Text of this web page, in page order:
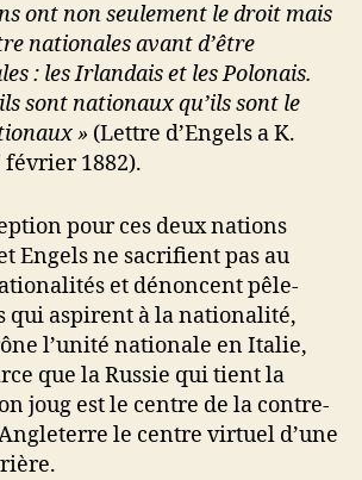
ont non seulement le droit mais
nationales avant d’être
: les Irlandais et les Polonais.
sont nationaux qu’ils sont le
» (Lettre d’Engels a K.
février 1882).
pour ces deux nations
Engels ne sacrifient pas au
et dénoncent pêle-
qui aspirent à la nationalité,
l’unité nationale en Italie,
que la Russie qui tient la
joug est le centre de la contre-
le centre virtuel d’une